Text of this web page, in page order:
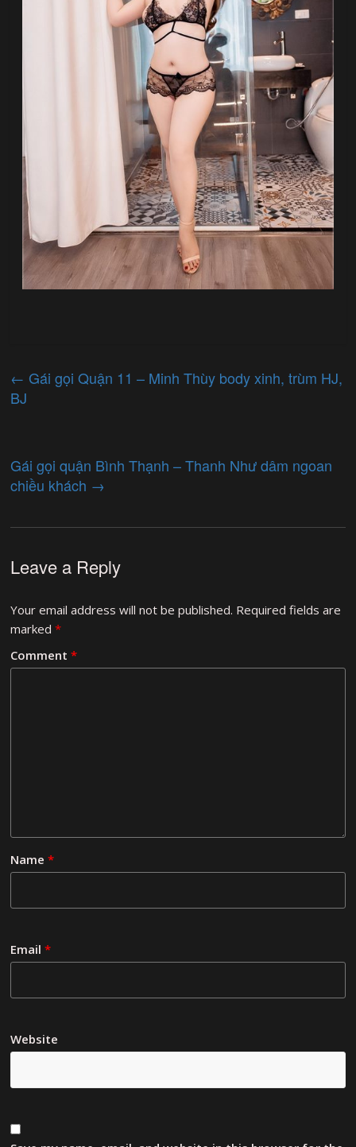
← Gái gọi Quận 11 – Minh Thùy body xinh, trùm HJ,
BJ
Gái gọi quận Bình Thạnh – Thanh Như dâm ngoan
chiều khách →
Leave a Reply
Your email address will not be published. Required fields are
marked*
Comment*
Name*
Email*
Website